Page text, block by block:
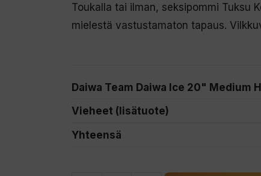
Toukalla tai ilman, seksipommi Tuksu
mielestä vastustamaton tapaus.
Daiwa Team Daiwa Ice 20" Medium
Vieheet (lisätuote)
Yhteensä